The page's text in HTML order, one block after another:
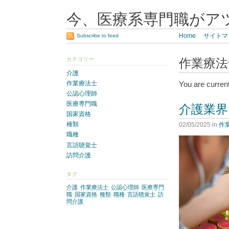
今、医療系専門職がア
Home サイト
Subscribe to feed
作業療
You are
介護業
02/05/2025 in 作
カテゴリー
介護
作業療法士
公認心理師
医療専門職
国家資格
種類
職種
言語聴覚士
訪問介護
タグ
介護 作業療法士 公認心理師 医療専門
職 国家資格 種類 職種 言語聴覚士 訪
問介護